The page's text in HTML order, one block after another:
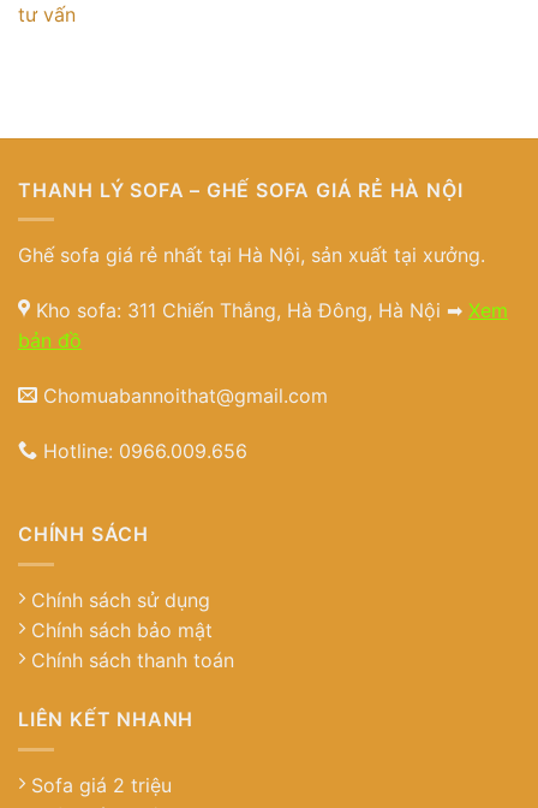
tư vấn
THANH LÝ SOFA – GHẾ SOFA GIÁ RẺ HÀ NỘI
Ghế sofa giá rẻ nhất tại Hà Nội, sản xuất tại xưởng.
Kho sofa: 311 Chiến Thắng, Hà Đông, Hà Nội ➡ Xem
bản đồ
Chomuabannoithat@gmail.com
Hotline: 0966.009.656
CHÍNH SÁCH
Chính sách sử dụng
Chính sách bảo mật
Chính sách thanh toán
LIÊN KẾT NHANH
Sofa giá 2 triệu